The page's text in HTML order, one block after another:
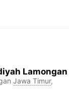
Lamongan
Jawa Timur,